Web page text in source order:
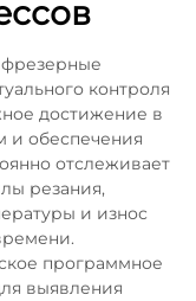
фрезерные
контроля
достижение в
и обеспечения
отслеживает
резания,
и износ
программное
выявления